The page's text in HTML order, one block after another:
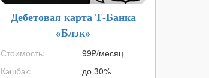
Дебетовая карта Т-Банка
«Блэк»
Стоимость:
Кэшбэк:
99₽/месяц
до 30%